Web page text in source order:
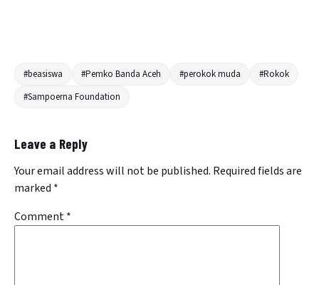
#beasiswa #Pemko Banda Aceh #perokok muda
#Rokok
#Sampoerna Foundation
Leave a Reply
Your email address will not be published. Required fields are
marked *
Comment*